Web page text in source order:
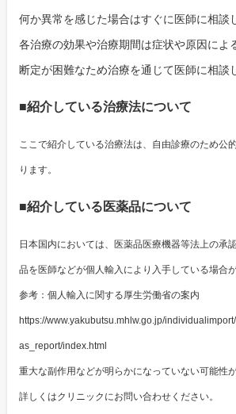
何か異常を感じた場合はすぐに医師に相談
各治療の効果や治療期間は症状や原因によ
断定が困難なため治療を通じて医師に相談
■紹介している治療法について
ここで紹介している治療法は、自由診療のため公
ります。
■紹介している医薬品について
日本国内においては、医薬品医療機器等法上の承
品を医師などが個人輸入により入手している場合が
参考：個人輸入に関する厚生労働省の案内
https://www.yakubutsu.mhlw.go.jp/
as_report/index.html
重大な副作用などが明らかになっていない可能性が
詳しくはクリニックにお問い合わせください。